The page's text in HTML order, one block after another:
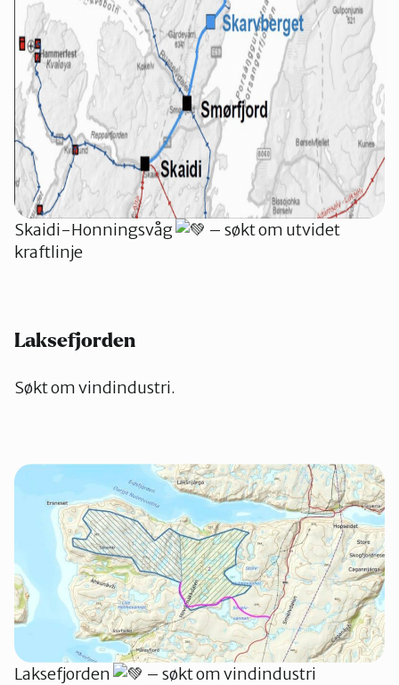
Skaidi-Honningsvåg
– søkt om utvidet
kraftlinje
Laksefjorden
Søkt om vindindustri.
Laksefjorden – søkt om vindindustri